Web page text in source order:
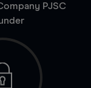
PJSC